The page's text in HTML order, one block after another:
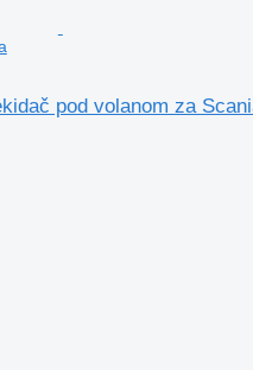
pod volanom za